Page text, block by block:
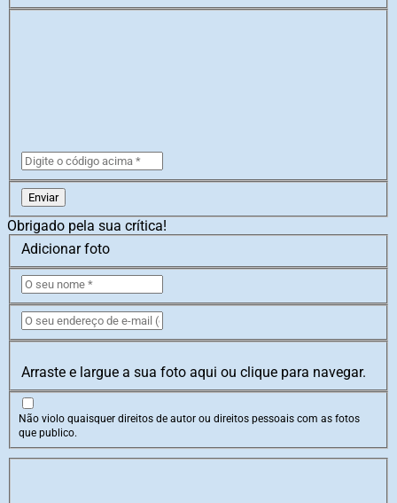
Enviar
Obrigado pela sua crítica!
Adicionar foto
Arraste e largue a sua foto aqui ou clique para navegar.
Não violo quaisquer direitos de autor ou direitos pessoais com as fotos
que publico.